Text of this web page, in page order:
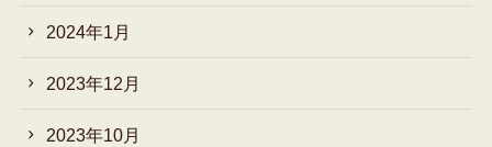
2024年1月
2023年12月
2023年10月